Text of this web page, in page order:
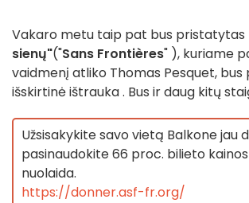
Vakaro metu taip pat bus pristatytas
sienų"("Sans Frontières" ), kuriame
vaidmenį atliko Thomas Pesquet,
išskirtinėištrauka. Bus ir daug kitų
Užsisakykite savo vietą Balkone jau
pasinaudokite 66 proc. bilieto
nuolaida.
https://donner.asf-fr.org/